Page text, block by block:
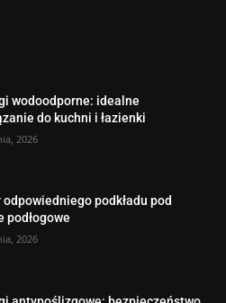
wodoodporne: idealne
do kuchni i łazienki
2026
odpowiedniego podkładu pod
podłogowe
2026